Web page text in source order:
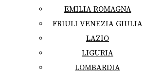
EMILIA ROMAGNA
FRIULI VENEZIA GIULIA
LAZIO
LIGURIA
LOMBARDIA